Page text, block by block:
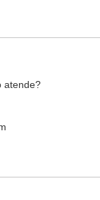
atende?